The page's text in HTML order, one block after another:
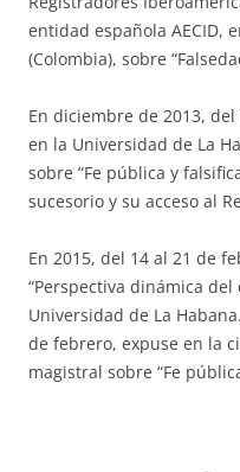
entidad española AECID,
(Colombia), sobre
En diciembre de 2013,
en la Universidad de La
sobre “Fe pública y
sucesorio y su acceso al
En 2015, del 14 al 21 de
“Perspectiva dinámica
Universidad de La
de febrero, expuse en la
magistral sobre “Fe